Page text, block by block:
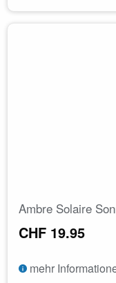
Ambre Solaire
CHF 19.95
mehr